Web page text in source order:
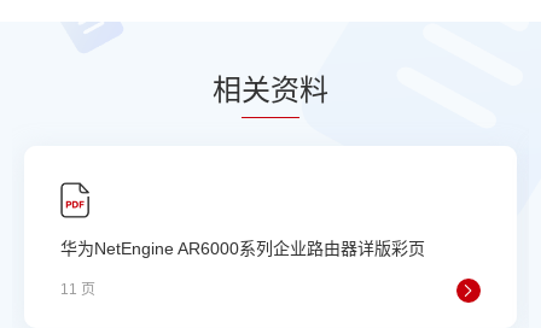
相关资料
华为NetEngine AR6000系列企业路由器详版彩页
11 页